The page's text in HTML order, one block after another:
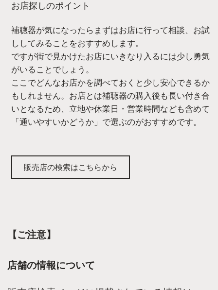
お店探しのポイント
補聴器が気になったらまずはお店に行って相談、お試
ししてみることをおすすめします。
ですが街で見かけたお店にいきなり入るには少し勇気
がいることでしょう。
ここでどんなお店かを調べておくと少し安心できるか
もしれません。お店とは補聴器の購入後も長い付き合
いとなるため、立地や休業日・営業時間なども含めて
「通いやすいかどうか」で選ぶのがおすすめです。
販売店の検索はこちらから
【ご注意】
店舗の情報について